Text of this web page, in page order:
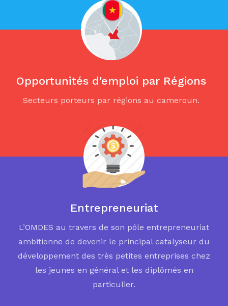
Opportunités d'emploi par Régions
Secteurs porteurs par régions au cameroun.
Entrepreneuriat
L’OMDES au travers de son pôle entrepreneuriat
ambitionne de devenir le principal catalyseur du
développement des très petites entreprises chez
les jeunes en général et les diplômés en
particulier.